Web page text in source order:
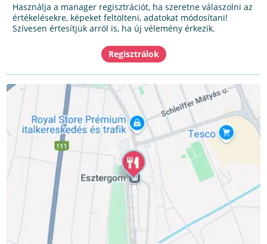
Használja a manager regisztrációt, ha szeretne válaszolni az
értékelésekre, képeket feltölteni, adatokat módosítani!
Szívesen értesítjük arról is, ha új vélemény érkezik.